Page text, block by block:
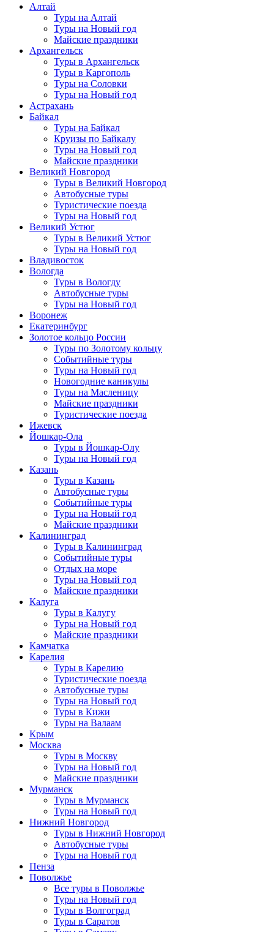
Алтай
Туры на Алтай
Туры на Новый год
Майские праздники
Архангельск
Туры в Архангельск
Туры в Каргополь
Туры на Соловки
Туры на Новый год
Астрахань
Байкал
Туры на Байкал
Круизы по Байкалу
Туры на Новый год
Майские праздники
Великий Новгород
Туры в Великий Новгород
Автобусные туры
Туристические поезда
Туры на Новый год
Великий Устюг
Туры в Великий Устюг
Туры на Новый год
Владивосток
Вологда
Туры в Вологду
Автобусные туры
Туры на Новый год
Воронеж
Екатеринбург
Золотое кольцо России
Туры по Золотому кольцу
Событийные туры
Туры на Новый год
Новогодние каникулы
Туры на Масленицу
Майские праздники
Туристические поезда
Ижевск
Йошкар-Ола
Туры в Йошкар-Олу
Туры на Новый год
Казань
Туры в Казань
Автобусные туры
Событийные туры
Туры на Новый год
Майские праздники
Калининград
Туры в Калининград
Событийные туры
Отдых на море
Туры на Новый год
Майские праздники
Калуга
Туры в Калугу
Туры на Новый год
Майские праздники
Камчатка
Карелия
Туры в Карелию
Туристические поезда
Автобусные туры
Туры на Новый год
Туры в Кижи
Туры на Валаам
Крым
Москва
Туры в Москву
Туры на Новый год
Майские праздники
Мурманск
Туры в Мурманск
Туры на Новый год
Нижний Новгород
Туры в Нижний Новгород
Автобусные туры
Туры на Новый год
Пенза
Поволжье
Все туры в Поволжье
Туры на Новый год
Туры в Волгоград
Туры в Саратов